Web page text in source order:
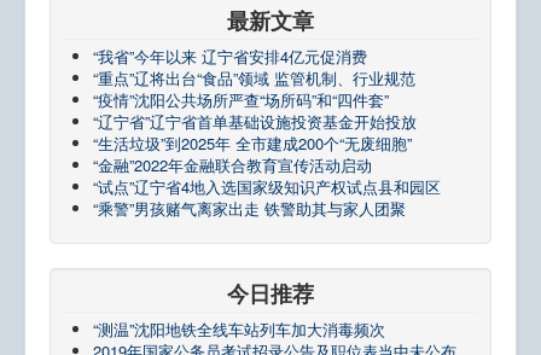
最新文章
“我省”今年以来 辽宁省安排4亿元促消费
“重点”辽将出台“食品”领域 监管机制、行业规范
“疫情”沈阳公共场所严查“场所码”和“四件套”
“辽宁省”辽宁省首单基础设施投资基金开始投放
“生活垃圾”到2025年 全市建成200个“无废细胞”
“金融”2022年金融联合教育宣传活动启动
“试点”辽宁省4地入选国家级知识产权试点县和园区
“乘警”男孩赌气离家出走 铁警助其与家人团聚
今日推荐
“测温”沈阳地铁全线车站列车加大消毒频次